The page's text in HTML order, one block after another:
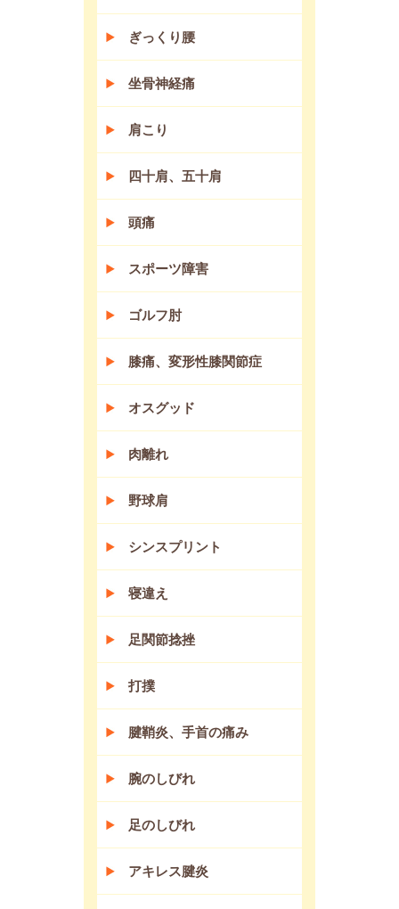
ぎっくり腰
坐骨神経痛
肩こり
四十肩、五十肩
頭痛
スポーツ障害
ゴルフ肘
膝痛、変形性膝関節症
オスグッド
肉離れ
野球肩
シンスプリント
寝違え
足関節捻挫
打撲
腱鞘炎、手首の痛み
腕のしびれ
足のしびれ
アキレス腱炎